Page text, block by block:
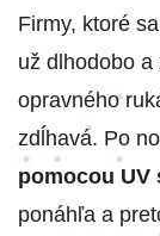
Firmy, ktoré
už dlhodobo
opravného
zdĺhavá. Po
pomocou UV
ponáhľa a